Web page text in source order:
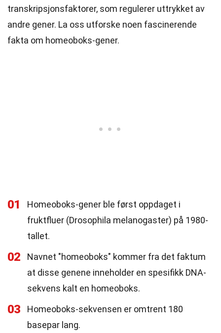
transkripsjonsfaktorer, som regulerer uttrykket av
andre gener. La oss utforske noen fascinerende
fakta om homeoboks-gener.
01
Homeoboks-gener ble først oppdaget i
fruktfluer (Drosophila melanogaster) på 1980-
tallet.
02
Navnet "homeoboks" kommer fra det faktum
at disse genene inneholder en spesifikk DNA-
sekvens kalt en homeoboks.
03
Homeoboks-sekvensen er omtrent 180
basepar lang.